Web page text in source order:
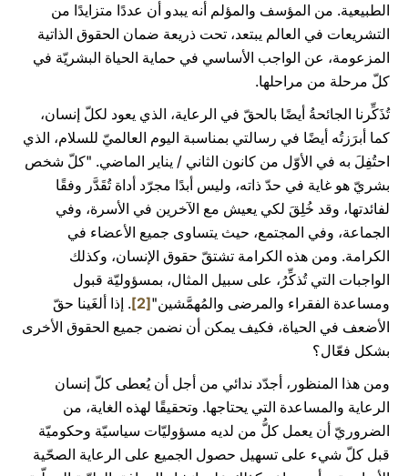
الطبيعية. من المؤسف والمؤلم أنه يبدو أن عددًا متزايدًا من
التشريعات في العالم يبتعد، تحت ذريعة ضمان الحقوق الذاتية
المزعومة، عن الواجب الأساسي في حماية الحياة البشريّة في
كلّ مرحلة من مراحلها.
تُذَكِّرنا الجائحةُ أيضًا بالحقّ في الرعاية، الذي يعود لكلّ إنسان،
كما أبرَزتُه أيضًا في رسالتي بمناسبة اليوم العالميّ للسلام، الذي
احتُفِلَ به في الأوّل من كانون الثاني / يناير الماضي. "كلّ شخص
بشريّ هو غاية في حدّ ذاته، وليس أبدًا مجرّد أداة تُقَدَّر وفقًا
لفائدتها، وقد خُلِقَ لكي يعيش مع الآخرين في الأسرة، وفي
الجماعة، وفي المجتمع، حيث يتساوى جميع الأعضاء في
الكرامة. ومن هذه الكرامة تشتقّ حقوق الإنسان، وكذلك
الواجبات التي تُذكِّرُ، على سبيل المثال، بمسؤوليّة قبول
ومساعدة الفقراء والمرضى والمُهمَّشين"[2]
. إذا ألغَينا حقّ
الأضعف في الحياة، فكيف يمكن أن نضمن جميع الحقوق الأخرى
بشكل فعّال؟
ومن هذا المنظور، أجدّد ندائي من أجل أن يُعطى كلّ إنسان
الرعاية والمساعدة التي يحتاجها. وتحقيقًا لهذه الغاية، من
الضروريّ أن يعمل كلُّ من لديه مسؤوليّات سياسيّة وحكوميّة
قبل كلّ شيء على تسهيل حصول الجميع على الرعاية الصحّية